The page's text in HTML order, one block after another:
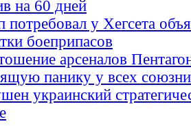
на 60 дней
потребовал у Хегсета
боеприпасов
арсеналов
панику у всех
украинский